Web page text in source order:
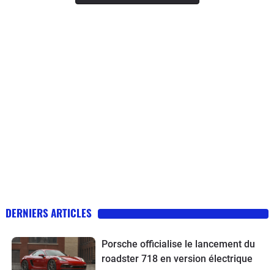
DERNIERS ARTICLES
Porsche officialise le lancement du
roadster 718 en version électrique